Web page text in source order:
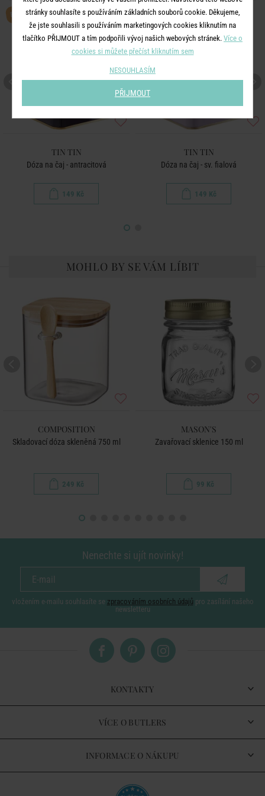
BESTSELLER
TIN TIN
Dóza na čaj - antracitová
149 Kč
TIN TIN
Dóza na čaj - sv. fialová
149 Kč
MOHLO BY SE VÁM LÍBIT
COMPOSITION
Skladovací dóza skleněná 750 ml
249 Kč
MASON'S
Zavařovací sklenice 150 ml
99 Kč
Nenechte si ujít novinky!
vložením e-mailu souhlasíte se zpracováním osobních údajů pro zasílání našeho
newsletteru
KONTAKTY
VÍCE O BUTLERS
INFORMACE O NÁKUPU
stránky souhlasíte s používáním základních souborů cookie. Děkujeme,
že jste souhlasili s používáním marketingových cookies kliknutím na
tlačítko PŘIJMOUT a tím podpořili vývoj našich webových stránek. Více o
cookies si můžete přečíst kliknutím sem
NESOUHLASÍM
PŘIJMOUT